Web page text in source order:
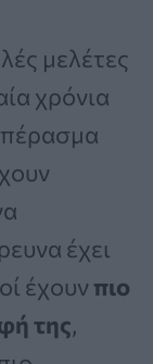
μελέτες
χρόνια
έχει
έχουν πιο
της,